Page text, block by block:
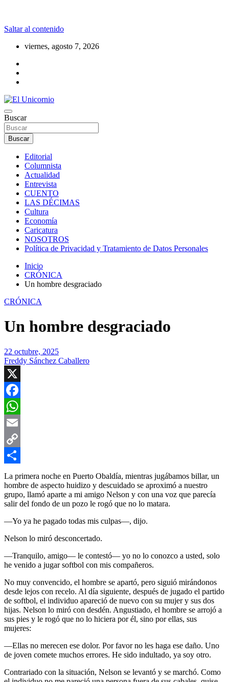
Saltar al contenido
viernes, agosto 7, 2026
El Unicornio
La realidad supera la fantasía
Buscar
Buscar
Editorial
Columnista
Actualidad
Entrevista
CUENTO
LAS DÉCIMAS
Cultura
Economía
Caricatura
NOSOTROS
Política de Privacidad y Tratamiento de Datos Personales
Inicio
CRÓNICA
Un hombre desgraciado
CRÓNICA
Un hombre desgraciado
22 octubre, 2025
Freddy Sánchez Caballero
X
Facebook
WhatsApp
Email
Copy
Link
Compartir
La primera noche en Puerto Obaldía, mientras jugábamos billar, un
hombre de aspecto huidizo y descuidado se aproximó a nuestro
grupo, llamó aparte a mi amigo Nelson y con una voz que parecía
salir del fondo de un pozo le rogó que no lo matara.
—Yo ya he pagado todas mis culpas—, dijo.
Nelson lo miró desconcertado.
—Tranquilo, amigo— le contestó— yo no lo conozco a usted, solo
he venido a jugar softbol con mis compañeros.
No muy convencido, el hombre se apartó, pero siguió mirándonos
desde lejos con recelo. Al día siguiente, después de jugado el partido
de softbol, el individuo apareció de nuevo con su mujer y sus dos
hijas. Nelson lo miró con desdén. Angustiado, el hombre se arrojó a
sus pies y le rogó que no lo hiciera por él, sino por ellas, sus
mujeres:
—Ellas no merecen ese dolor. Por favor no les haga ese daño. Uno
de joven comete muchos errores. He sido indultado, ya soy otro.
Contrariado con la situación, Nelson se levantó y se marchó. Como